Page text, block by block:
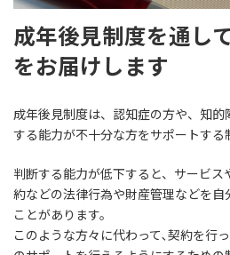
成年後見制度を通し
をお届けします
成年後見制度は、認知症の方や、知
する能力が不十分な方をサポートする
判断する能力が低下すると、サービス
約などの法律行為や財産管理などを自
ことがあります。
このような方々に代わって､契約を行